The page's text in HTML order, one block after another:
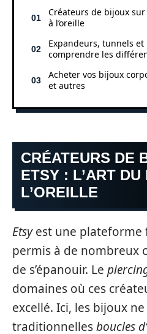
Créateurs de bijoux sur
à l’oreille
Expandeurs, tunnels et
comprendre les
Acheter vos bijoux
et autres
CRÉATEURS DE
ETSY : L’ART
L’OREILLE
Etsyest une plateforme
permis à de nombreux
de s’épanouir. Le
domaines où ces
excellé. Ici, les bijoux
traditionnellesboucles